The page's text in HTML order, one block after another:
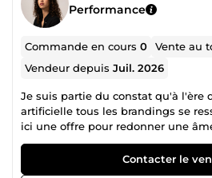
Performance
Commande en cours0 Vente au
Vendeur depuisJuil. 2026
Je suis partie du constat qu'à l'ère
artificielle tous les brandings se
ici une offre pour redonner une
marque. Bienvenue dans mon
branding et marketing et je vous
radicalement différente : la
Contacter le